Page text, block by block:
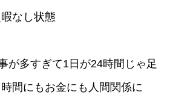
なし状態
が多すぎて1日が24時間じゃ足
間にもお金にも人間関係に